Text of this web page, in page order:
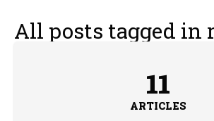
All posts tagged in
11
ARTICLES